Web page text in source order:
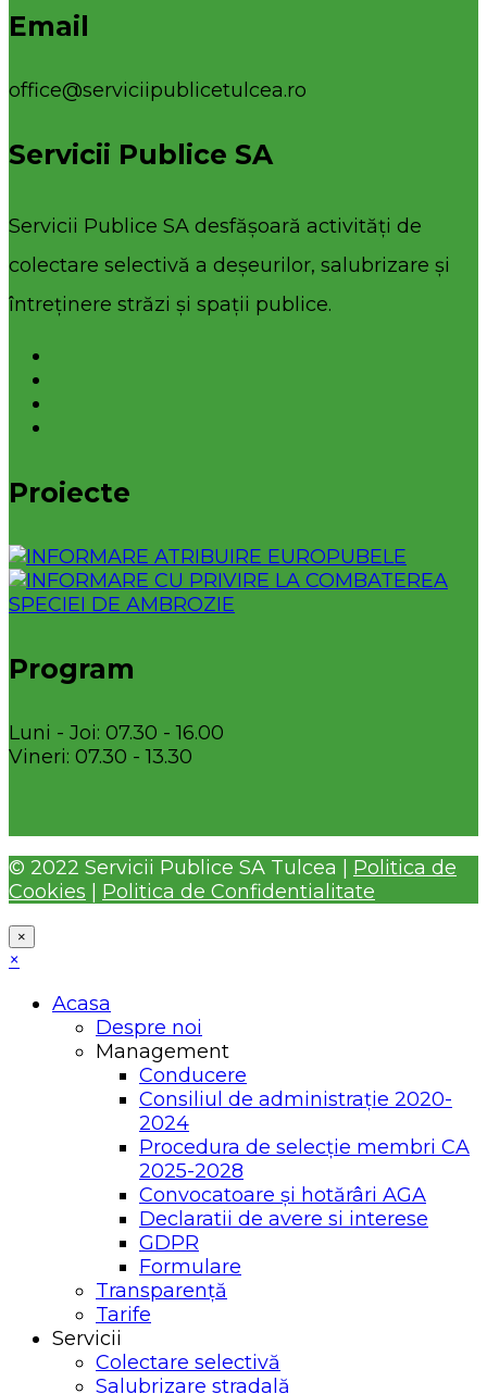
Email
office@serviciipublicetulcea.ro
Servicii Publice SA
Servicii Publice SA desfășoară activități de
colectare selectivă a deșeurilor, salubrizare și
întreținere străzi și spații publice.
Proiecte
Program
Luni - Joi: 07.30 - 16.00
Vineri: 07.30 - 13.30
© 2022 Servicii Publice SA Tulcea | Politica de
Cookies
Politica de Confidentialitate
×
×
Acasa
Despre noi
Management
Conducere
Consiliul de administrație 2020-
2024
Procedura de selecție membri CA
2025-2028
Convocatoare și hotărâri AGA
Declaratii de avere si interese
GDPR
Formulare
Transparență
Tarife
Servicii
Colectare selectivă
Salubrizare stradală